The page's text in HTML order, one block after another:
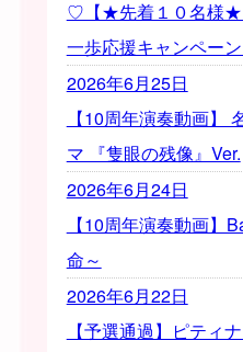
♡【★先着１０名様★
一歩応援キャンペー
2026年6月25日
【10周年演奏動画】
マ 『隻眼の残像』Ver.
2026年6月24日
【10周年演奏動画】
命～
2026年6月22日
【予選通過】ピティ